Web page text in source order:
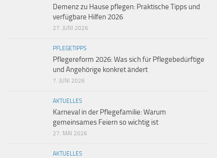
Demenz zu Hause pflegen: Praktische Tipps und
verfügbare Hilfen 2026
27. JUNI 2026
PFLEGETIPPS
Pflegereform 2026: Was sich für Pflegebedürftige
und Angehörige konkret ändert
7. JUNI 2026
AKTUELLES
Karneval in der Pflegefamilie: Warum
gemeinsames Feiern so wichtig ist
27. MAI 2026
AKTUELLES